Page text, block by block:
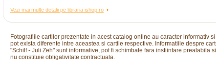
Vezi mai multe detalii pe libraria ishop.ro
Fotografiile cartilor prezentate in acest catalog online au caracter informativ si
pot exista diferente intre aceastea si cartile respective. Informatiile despre
"Schilf - Juli Zeh" sunt informative, pot fi schimbate fara instiintare prealabila si
nu constituie obligativitate contractuala.